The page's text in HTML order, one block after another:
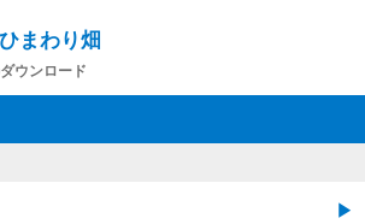
まわり畑
ウンロード